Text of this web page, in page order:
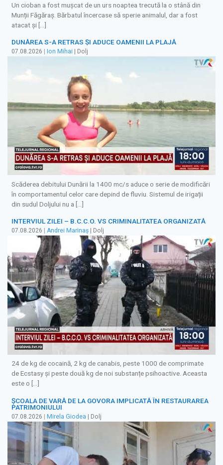
Un cioban a fost mușcat de un urs noaptea trecută la o stână din
Munții Făgăraș. Bărbatul încercase să sperie animalul, dar a fost
atacat și […]
DUNĂREA S-A RETRAS ŞI ADUCE OAMENII LA PLAJĂ
07.08.2026 Ion Mihai | Dolj
Scăderea debitului Dunării la 1400 mc/s aduce o serie de modificări
în comportamentul celor care depind de fluviu. Sistemul de irigații
din sudul Doljului nu a […]
INTERVIUL ZILEI – B.C.C.O. VS CRIMINALITATEA ORGANIZATĂ
07.08.2026 Andrei Marinaș | Dolj
24 de kg de cocaină, 2 kg de canabis, peste 1000 de comprimate
de Ecstasy și peste două kg de noi substanțe psihoactive. Aceasta
este o […]
ȘCOALA DE VARĂ DE LA GOVORA IMPLICATĂ ÎN RESTAURAREA
PATRIMONIULUI
07.08.2026 | Mirela Giodea | Dolj